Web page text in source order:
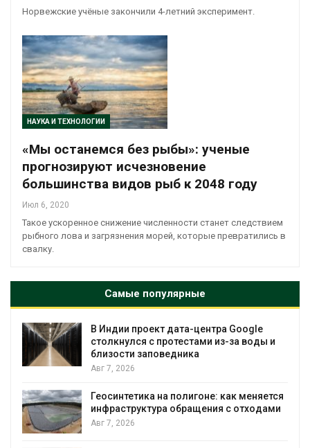
Норвежские учёные закончили 4-летний эксперимент.
НАУКА И ТЕХНОЛОГИИ
«Мы останемся без рыбы»: ученые
прогнозируют исчезновение
большинства видов рыб к 2048 году
Июл 6, 2020
Такое ускоренное снижение численности станет следствием
рыбного лова и загрязнения морей, которые превратились в
свалку.
Самые популярные
проект дата-центра Google
с протестами из-за воды и
заповедника
на полигоне: как меняется
обращения с отходами
Дождевая
городам
уборку